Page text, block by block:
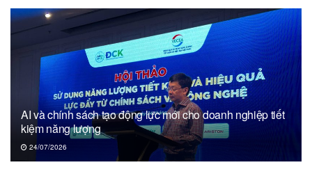
AI và chính sách tạo động lực mới cho doanh nghiệp tiết
kiệm năng lượng
24/07/2026